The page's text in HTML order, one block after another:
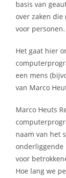
basis van
over zaken
voor personen.
Het gaat hier
een mens
van Marco
Marco Heuts
naam van het
onderliggende
voor
Hoe lang we